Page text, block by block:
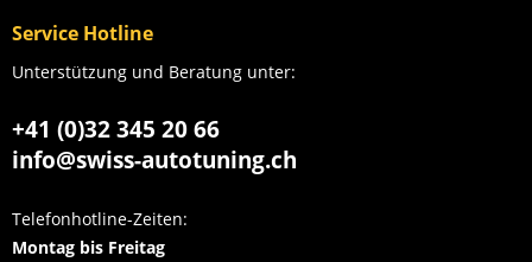
Service Hotline
Unterstützung und Beratung unter:
+41 (0)32 345 20 66
info@swiss-autotuning.ch
Telefonhotline-Zeiten:
Montag bis Freitag